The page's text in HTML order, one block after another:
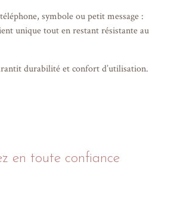
un motif ou une forme originale.
symbole ou petit message :
unique tout en restant résistante au
durabilité et confort d’utilisation.
en toute confiance